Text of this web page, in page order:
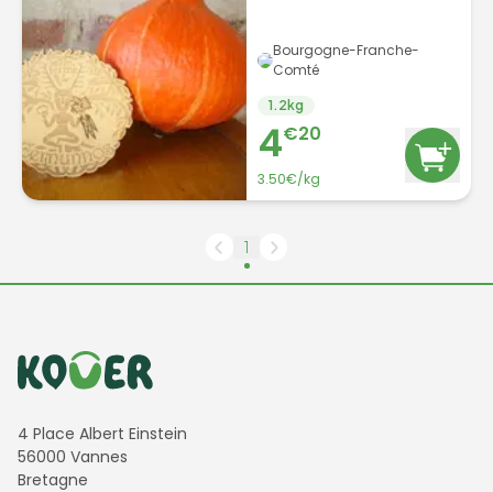
Bourgogne-Franche-
Comté
1.2 kg
4€20
3.50€/kg
1
Informations de contact
4 Place Albert Einstein
56000 Vannes
Bretagne